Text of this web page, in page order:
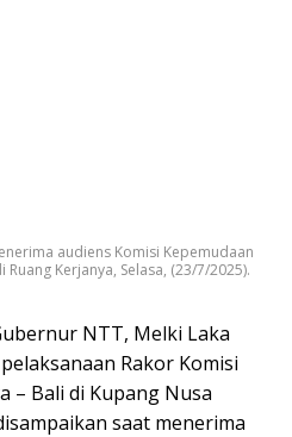
audiens Komisi Kepemudaan
Ruang Kerjanya, Selasa, (23/7/2025).
NTT, Melki Laka
Rakor Komisi
– Bali di Kupang Nusa
saat menerima